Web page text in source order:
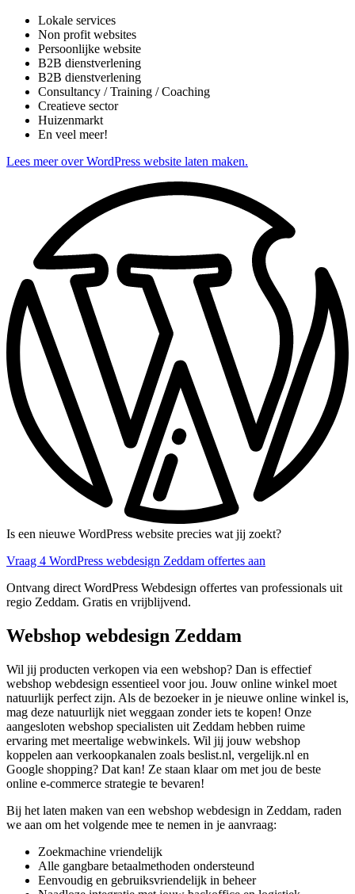
Lokale services
Non profit websites
Persoonlijke website
B2B dienstverlening
B2B dienstverlening
Consultancy / Training / Coaching
Creatieve sector
Huizenmarkt
En veel meer!
Lees meer over WordPress website laten maken.
Is een nieuwe WordPress website precies wat jij zoekt?
Vraag 4 WordPress webdesign Zeddam offertes aan
Ontvang direct WordPress Webdesign offertes van professionals uit
regio Zeddam. Gratis en vrijblijvend.
Webshop webdesign Zeddam
Wil jij producten verkopen via een webshop? Dan is effectief
webshop webdesign essentieel voor jou. Jouw online winkel moet
natuurlijk perfect zijn. Als de bezoeker in je nieuwe online winkel is,
mag deze natuurlijk niet weggaan zonder iets te kopen! Onze
aangesloten webshop specialisten uit Zeddam hebben ruime
ervaring met meertalige webwinkels. Wil jij jouw webshop
koppelen aan verkoopkanalen zoals beslist.nl, vergelijk.nl en
Google shopping? Dat kan! Ze staan klaar om met jou de beste
online e-commerce strategie te bevaren!
Bij het laten maken van een webshop webdesign in Zeddam, raden
we aan om het volgende mee te nemen in je aanvraag:
Zoekmachine vriendelijk
Alle gangbare betaalmethoden ondersteund
Eenvoudig en gebruiksvriendelijk in beheer